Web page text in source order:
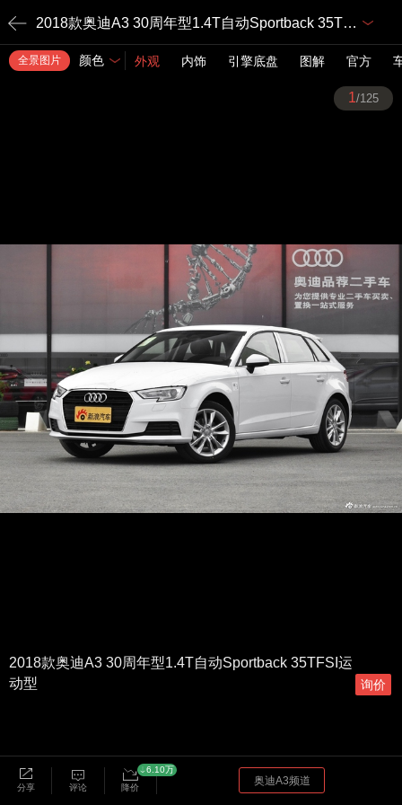
2018款奥迪A3 30周年型1.4T自动Sportback 35TFSI运动
全景图片 颜色 外观 内饰 引擎底盘 图解 官方
1/125
2018款奥迪A3 30周年型1.4T自动Sportback 35TFSI运
动型
分享 评论 降价
6.10万
奥迪A3频道
询价